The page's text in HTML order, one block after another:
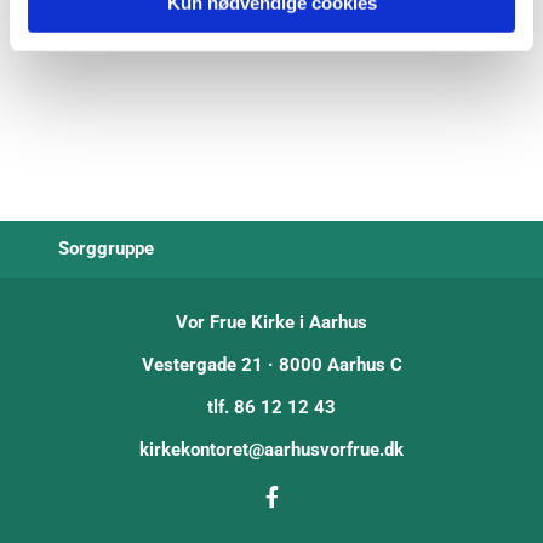
Sorggruppe
Vor Frue Kirke i Aarhus
Vestergade 21 · 8000 Aarhus C
tlf. 86 12 12 43
kirkekontoret@aarhusvorfrue.dk